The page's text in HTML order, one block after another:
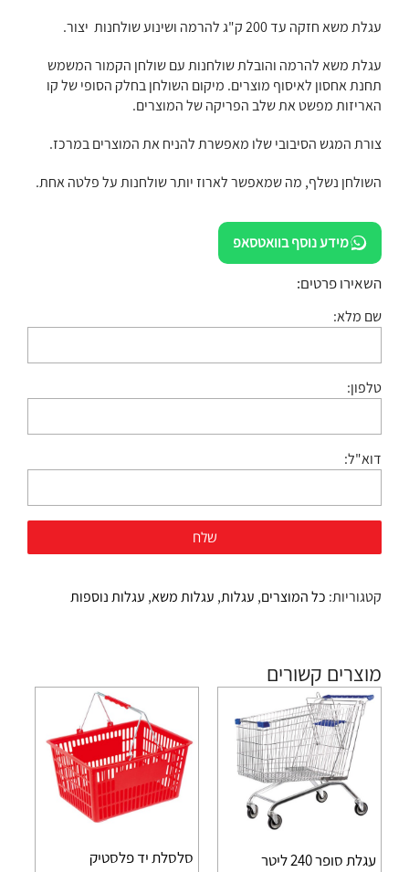
עגלת משא חזקה עד 200 ק"ג להרמה ושינוע שולחנות יצור.
עגלת משא להרמה והובלת שולחנות עם שולחן הקמור המשמש
תחנת אחסון לאיסוף מוצרים. מיקום השולחן בחלק הסופי של קו
האריזות מפשט את שלב הפריקה של המוצרים.
צורת המגש הסיבובי שלו מאפשרת להניח את המוצרים במרכז.
השולחן נשלף, מה שמאפשר לארוז יותר שולחנות על פלטה אחת.
מידע נוסף בוואטסאפ
השאירו פרטים:
שם מלא:
טלפון:
דוא"ל:
קטגוריות: כל המוצרים, עגלות, עגלות משא, עגלות נוספות
מוצרים קשורים
עגלת סופר 240 ליטר סלסלת יד פלסטיק